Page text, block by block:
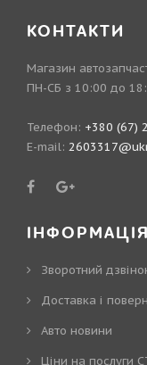
КОНТАКТИ
Магазин
ПН-СБ з 10:00 до
Телефон: +380 (67)
E-mail:
ІНФОРМАЦІЯ
Зворотний
Доставка і
Авто новини
Ціни на послуги